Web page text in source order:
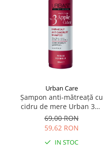
Urban Care
Șampon anti-mătreață cu
cidru de mere Urban 350
ml
69,00 RON
59,62 RON
IN STOC